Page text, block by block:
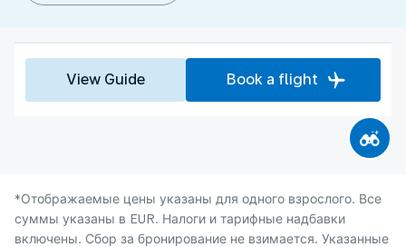
View Guide Book a flight
*Отображаемые цены указаны для одного взрослого. Все
суммы указаны в EUR. Налоги и тарифные надбавки
включены. Сбор за бронирование не взимается. Указанные